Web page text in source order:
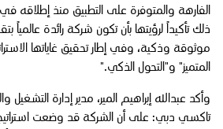
ذلك تأكيداً لرؤيتها بأن تكون شركة رائدة عالمياً
موثوقة وذكية، وفي إطار تحقيق غاياتها
المتميز" و"التحول الذكي."
وأكد عبدالله إبراهيم المير، مدير إدارة
تاكسي دبي: على أن الشركة قد وضعت